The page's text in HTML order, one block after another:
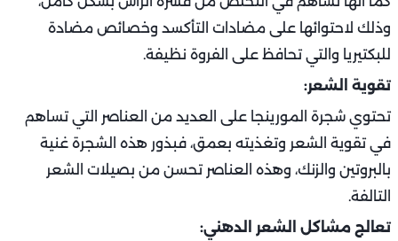
وذلك لاحتوائها على مضادات التأكسد وخصائص مضادة
للبكتيريا والتي تحافظ على الفروة نظيفة.
تقوية الشعر:
تحتوي شجرة المورينجا على العديد من العناصر التي تساهم
في تقوية الشعر وتغذيته بعمق، فبذور هذه الشجرة غنية
بالبروتين والزنك، وهذه العناصر تحسن من بصيلات الشعر
التالفة.
تعالج مشاكل الشعر الدهني: